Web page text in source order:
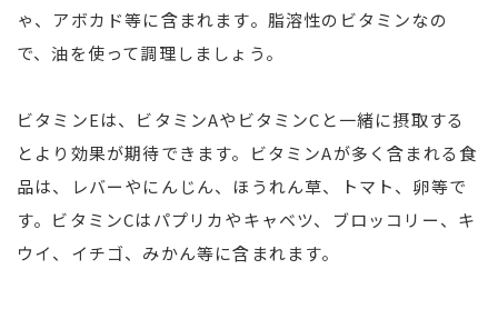
ゃ、アボカド等に含まれます。脂溶性のビタミンなの
で、油を使って調理しましょう。
ビタミンEは、ビタミンAやビタミンCと一緒に摂取する
とより効果が期待できます。ビタミンAが多く含まれる食
品は、レバーやにんじん、ほうれん草、トマト、卵等で
す。ビタミンCはパプリカやキャベツ、ブロッコリー、キ
ウイ、イチゴ、みかん等に含まれます。